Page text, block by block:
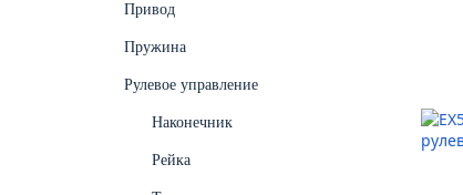
Привод
Пружина
Рулевое управление
Наконечник
Рейка